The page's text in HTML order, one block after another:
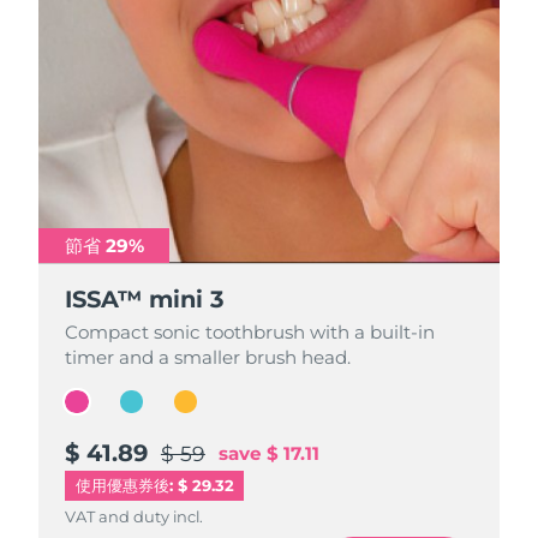
節省 29%
ISSA™ mini 3
Compact sonic toothbrush with a built-in
timer and a smaller brush head.
$ 41.89 $ 59 save $ 17.11
使用優惠券後: $ 29.32
VAT and duty incl.
節省 29%
ISSA™ mini 3
Compact sonic toothbrush with a built-in
timer and a smaller brush head.
$ 41.89 $ 59 save $ 17.11
VAT and duty incl.
節省 29%
ISSA™ mini 3
Compact sonic toothbrush with a built-in
timer and a smaller brush head.
$ 41.89 $ 59 save $ 17.11
VAT and duty incl.